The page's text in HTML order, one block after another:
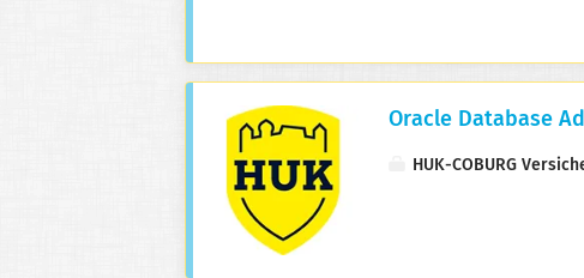
Oracle Database
HUK-COBURG